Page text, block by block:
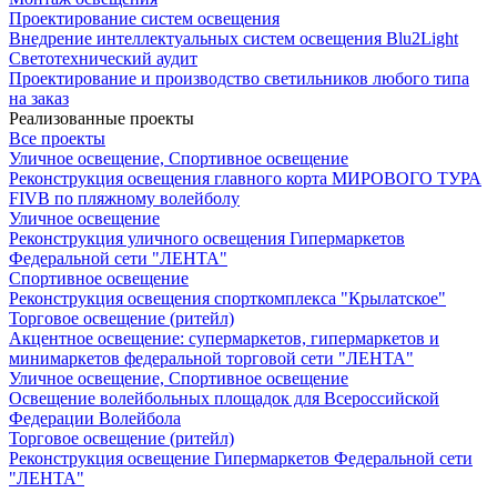
Проектирование систем освещения
Внедрение интеллектуальных систем освещения Blu2Light
Светотехнический аудит
Проектирование и производство светильников любого типа
на заказ
Реализованные проекты
Все проекты
Уличное освещение, Спортивное освещение
Реконструкция освещения главного корта МИРОВОГО ТУРА
FIVB по пляжному волейболу
Уличное освещение
Реконструкция уличного освещения Гипермаркетов
Федеральной сети "ЛЕНТА"
Спортивное освещение
Реконструкция освещения спорткомплекса "Крылатское"
Торговое освещение (ритейл)
Акцентное освещение: супермаркетов, гипермаркетов и
минимаркетов федеральной торговой сети "ЛЕНТА"
Уличное освещение, Спортивное освещение
Освещение волейбольных площадок для Всероссийской
Федерации Волейбола
Торговое освещение (ритейл)
Реконструкция освещение Гипермаркетов Федеральной сети
"ЛЕНТА"